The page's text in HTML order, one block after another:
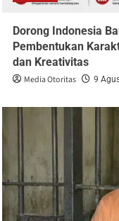
Dorong Indonesia
Pembentukan
dan Kreativitas
Media Otoritas 9